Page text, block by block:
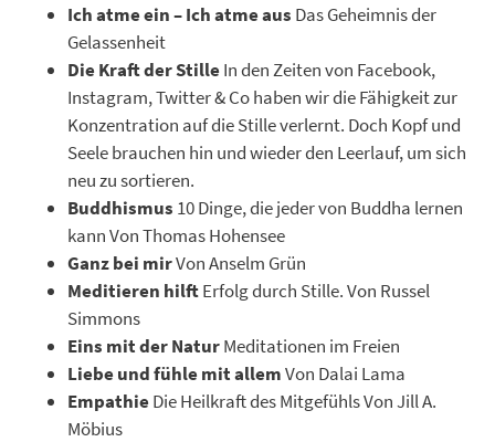
Ich atme ein – I­ch atme aus Das Geheimnis der
Gelassenheit
Die Kraft der StilleIn den Zeiten von Facebook,
Instagram, Twitter & Co haben wir die Fähigkeit zur
Konzentration auf die Stille verlernt. Doch Kopf und
Seele brauchen hin und wieder den Leerlauf, um sich
neu zu sortieren.
Buddhismus 10 Dinge, die jeder von Buddha lernen
kann Von Thomas Hohensee
Ganz bei mirVon Anselm Grün
Meditieren hilftErfolg durch Stille. Von Russel
Simmons
Eins mit der NaturMeditationen im Freien
Liebe und fühle mit allemVon Dalai Lama
EmpathieDie Heilkraft des Mitgefühls Von Jill A.
Möbius